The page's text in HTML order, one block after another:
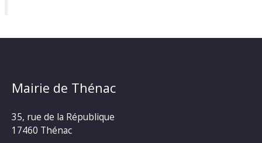
Mairie de Thénac
35, rue de la République
17460 Thénac